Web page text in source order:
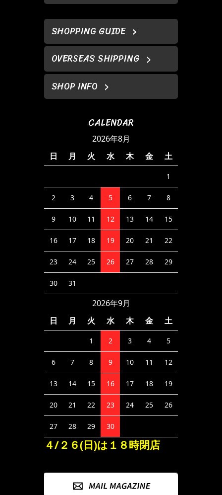
SHOPPING GUIDE
OVERSEAS SHIPPING
SHOP INFO
CALENDAR
2026年8月
日
月 火 水 木 金 土
1
2 3 4 5 6 7 8
9 10 11 12 13 14 15
16 17 18 19 20 21 22
23 24 25 26 27 28 29
30 31
2026年9月
日
月 火 水 木 金 土
1 2 3 4 5
6 7 8 9 10 11 12
13 14 15 16 17 18 19
20 21 22 23 24 25 26
27 28 29 30
４/２６(日)は１８時閉店